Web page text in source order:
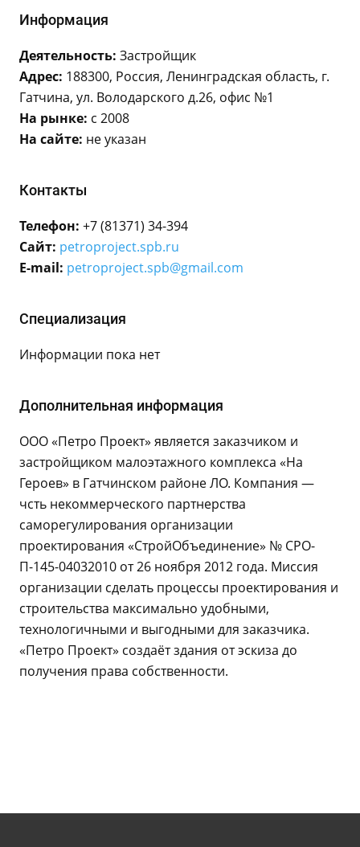
Информация
Деятельность: Застройщик
Адрес: 188300, Россия, Ленинградская область, г.
Гатчина, ул. Володарского д.26, офис №1
На рынке: с 2008
На сайте: не указан
Контакты
Телефон: +7 (81371) 34-394
Сайт: petroproject.spb.ru
E-mail: petroproject.spb@gmail.com
Специализация
Информации пока нет
Дополнительная информация
ООО «Петро Проект» является заказчиком и
застройщиком малоэтажного комплекса «На
Героев» в Гатчинском районе ЛО. Компания —
чсть некоммерческого партнерства
саморегулирования организации
проектирования «СтройОбъединение» № СРО-
П-145-04032010 от 26 ноября 2012 года. Миссия
организации сделать процессы проектирования и
строительства максимально удобными,
технологичными и выгодными для заказчика.
«Петро Проект» создаёт здания от эскиза до
получения права собственности.